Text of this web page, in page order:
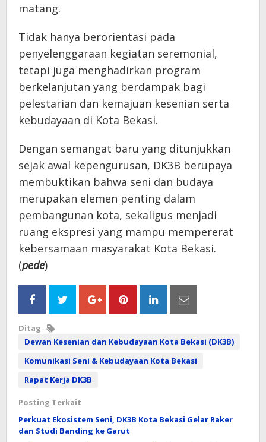
matang.
Tidak hanya berorientasi pada
penyelenggaraan kegiatan seremonial,
tetapi juga menghadirkan program
berkelanjutan yang berdampak bagi
pelestarian dan kemajuan kesenian serta
kebudayaan di Kota Bekasi.
Dengan semangat baru yang ditunjukkan
sejak awal kepengurusan, DK3B berupaya
membuktikan bahwa seni dan budaya
merupakan elemen penting dalam
pembangunan kota, sekaligus menjadi
ruang ekspresi yang mampu mempererat
kebersamaan masyarakat Kota Bekasi.
(pede)
Ditag
Dewan Kesenian dan Kebudayaan Kota Bekasi (DK3B)
Komunikasi Seni & Kebudayaan Kota Bekasi
Rapat Kerja DK3B
Posting Terkait
Perkuat Ekosistem Seni, DK3B Kota Bekasi Gelar Raker
dan Studi Banding ke Garut